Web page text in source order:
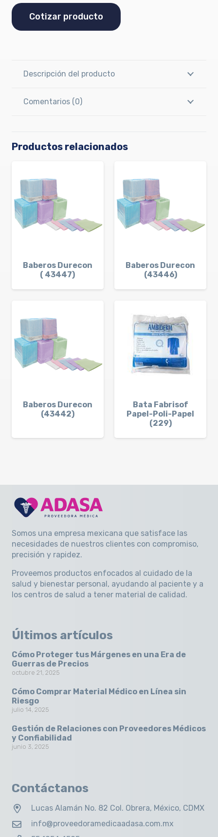
Cotizar producto
Descripción del producto
Comentarios (0)
Productos relacionados
Baberos Durecon
( 43447)
Baberos Durecon
(43446)
Baberos Durecon
(43442)
Bata Fabrisof
Papel-Poli-Papel
(229)
Somos una empresa mexicana que satisface las
necesidades de nuestros clientes con compromiso,
precisión y rapidez.
Proveemos productos enfocados al cuidado de la
salud y bienestar personal, ayudando al paciente y a
los centros de salud a tener material de calidad.
Últimos artículos
Cómo Proteger tus Márgenes en una Era de
Guerras de Precios
octubre 21, 2025
Cómo Comprar Material Médico en Línea sin
Riesgo
julio 14, 2025
Gestión de Relaciones con Proveedores Médicos
y Confiabilidad
junio 3, 2025
Contáctanos
Lucas Alamán No. 82 Col. Obrera, México, CDMX
info@proveedoramedicaadasa.com.mx